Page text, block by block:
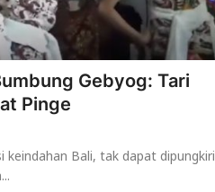
Gebyog: Tari
Pinge
Bali, tak dapat dipungkiri